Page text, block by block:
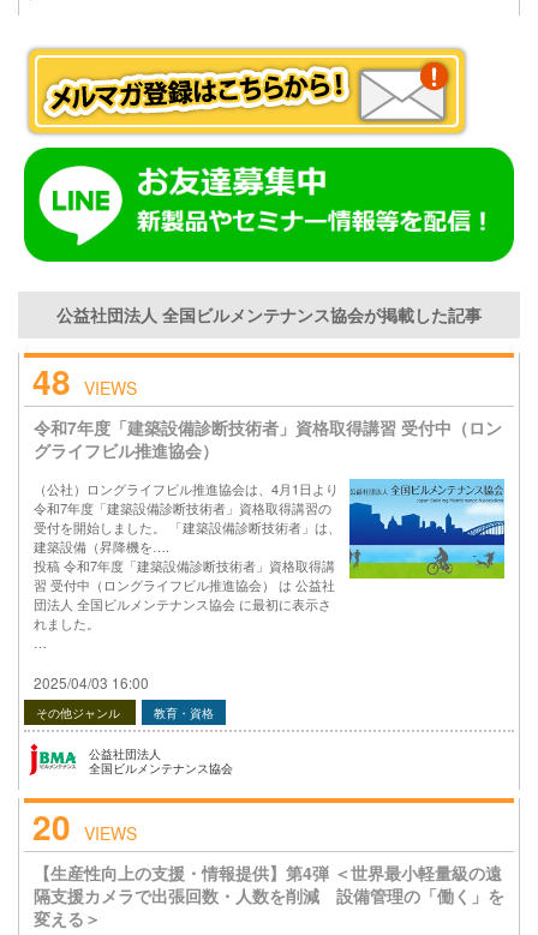
公益社団法人 全国ビルメンテナンス協会が掲載した記事
48 VIEWS
令和7年度「建築設備診断技術者」資格取得講習 受付中（ロン
グライフビル推進協会）
（公社）ロングライフビル推進協会は、4月1日より
令和7年度「建築設備診断技術者」資格取得講習の
受付を開始しました。 「建築設備診断技術者」は、
建築設備（昇降機を….
投稿 令和7年度「建築設備診断技術者」資格取得講
習 受付中（ロングライフビル推進協会） は 公益社
団法人 全国ビルメンテナンス協会 に最初に表示さ
れました。
2025/04/03 16:00
その他ジャンル 教育・資格
公益社団法人
全国ビルメンテナンス協会
20 VIEWS
【生産性向上の支援・情報提供】第4弾 ＜世界最小軽量級の遠
隔支援カメラで出張回数・人数を削減 設備管理の「働く」を
変える＞